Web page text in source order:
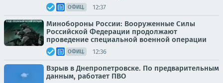
ОФИЦ. 12:37
Минобороны России: Вооруженные Силы
Российской Федерации продолжают
проведение специальной военной операции
ОФИЦ. 12:36
Взрыв в Днепропетровске. По предварительным
данным, работает ПВО